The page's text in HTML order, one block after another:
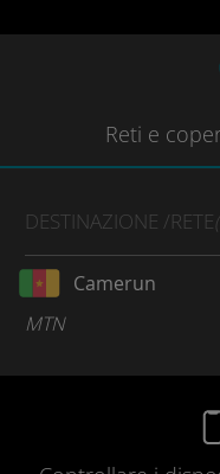
Reti e
DESTINAZIONE /RETE
Camerun
MTN